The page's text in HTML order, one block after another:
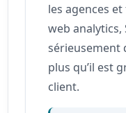
les agences
web
sérieusement
plus qu’il est
client.